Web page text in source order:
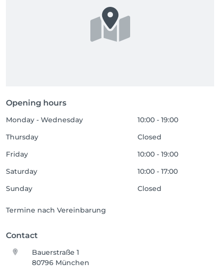
Opening hours
Monday - Wednesday
10:00 - 19:00
Thursday
Closed
Friday
10:00 - 19:00
Saturday
10:00 - 17:00
Sunday
Closed
Termine nach Vereinbarung
Contact
Bauerstraße 1
80796 München